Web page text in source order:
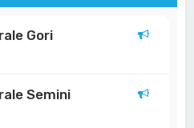
Gori
Semini